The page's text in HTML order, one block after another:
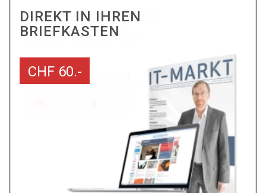
DIREKT IN IHREN
BRIEFKASTEN
CHF 60.-